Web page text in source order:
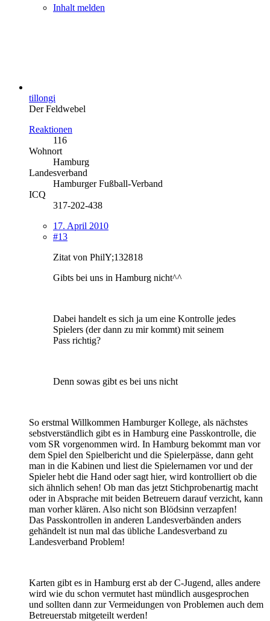
Inhalt melden
tillongi
Der Feldwebel
Reaktionen
116
Wohnort
Hamburg
Landesverband
Hamburger Fußball-Verband
ICQ
317-202-438
17. April 2010
#13
Zitat von PhilY;132818
Gibts bei uns in Hamburg nicht^^
Dabei handelt es sich ja um eine Kontrolle jedes
Spielers (der dann zu mir kommt) mit seinem
Pass richtig?
Denn sowas gibt es bei uns nicht
So erstmal Willkommen Hamburger Kollege, als nächstes
sebstverständlich gibt es in Hamburg eine Passkontrolle, die
vom SR vorgenommen wird. In Hamburg bekommt man vor
dem Spiel den Spielbericht und die Spielerpässe, dann geht
man in die Kabinen und liest die Spielernamen vor und der
Spieler hebt die Hand oder sagt hier, wird kontrolliert ob die
sich ähnlich sehen! Ob man das jetzt Stichprobenartig macht
oder in Absprache mit beiden Betreuern darauf verzicht, kann
man vorher klären. Also nicht son Blödsinn verzapfen!
Das Passkontrollen in anderen Landesverbänden anders
gehändelt ist nun mal das übliche Landesverband zu
Landesverband Problem!
Karten gibt es in Hamburg erst ab der C-Jugend, alles andere
wird wie du schon vermutet hast mündlich ausgesprochen
und sollten dann zur Vermeidungen von Problemen auch dem
Betreuerstab mitgeteilt werden!